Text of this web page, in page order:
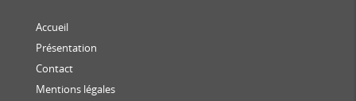
Accueil
Présentation
Contact
Mentions légales